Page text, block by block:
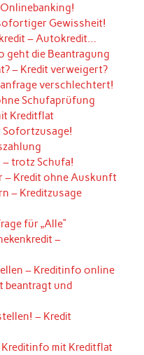
Gewissheit!
– Autokredit…
geht die Beantragung
– Kredit verweigert?
verschlechtert!
Schufaprüfung
Kreditflat
Sofortzusage!
trotz Schufa!
– Kredit ohne Auskunft
– Kreditzusage
für „Alle“
–
– Kreditinfo online
beantragt und
– Kredit
mit Kreditflat